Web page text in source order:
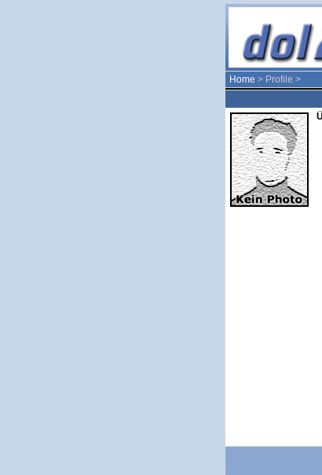
Home > Profile >